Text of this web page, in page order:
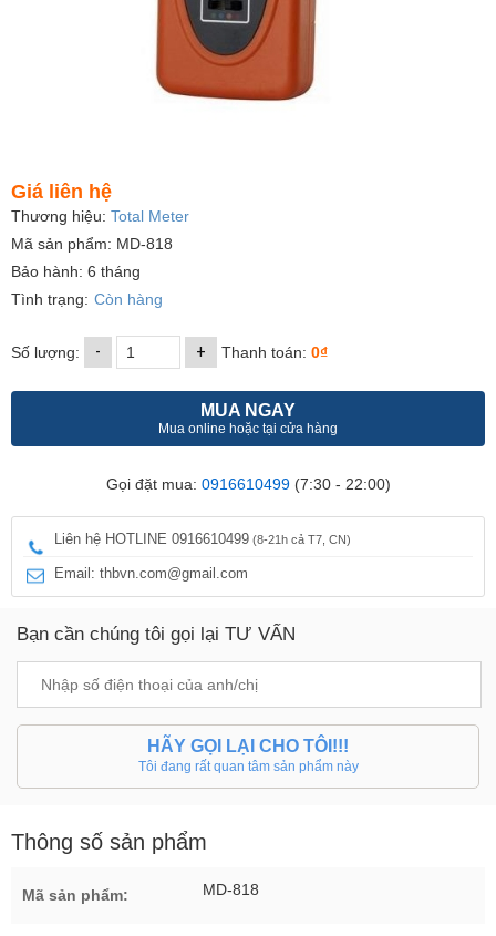
Giá liên hệ
Thương hiệu: Total Meter
Mã sản phẩm: MD-818
Bảo hành: 6 tháng
Tình trạng: Còn hàng
Số lượng: - + Thanh toán: 0₫
MUA NGAY
Mua online hoặc tại cửa hàng
Gọi đặt mua: 0916610499(7:30 - 22:00)
Liên hệ HOTLINE 0916610499 (8-21h cả T7, CN)
Email: thbvn.com@gmail.com
Bạn cần chúng tôi gọi lại TƯ VẤN
HÃY GỌI LẠI CHO TÔI!!!
Tôi đang rất quan tâm sản phẩm này
Thông số sản phẩm
Mã sản phẩm: MD-818